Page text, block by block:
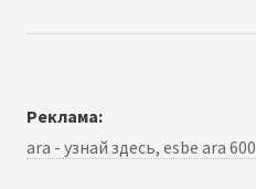
Реклама:
ara - узнай здесь, esbe ara 600